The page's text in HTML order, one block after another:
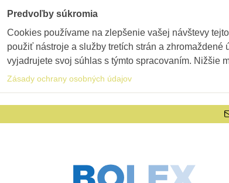
Predvoľby súkromia
Cookies používame na zlepšenie vašej návštevy
použiť nástroje a služby tretích strán a
vyjadrujete svoj súhlas s týmto spracovaním. Nižšie
Zásady ochrany osobných údajov